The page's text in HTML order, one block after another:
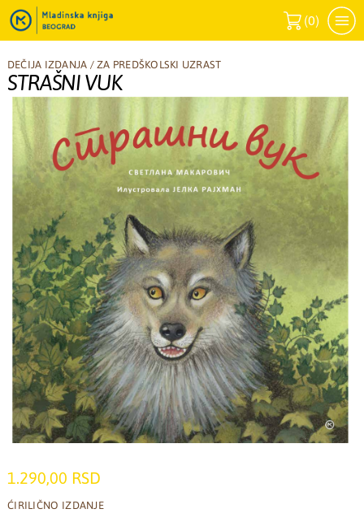
(0)
DEČIJA IZDANJA /ZA PREDŠKOLSKI UZRAST
STRAŠNI VUK
1.290,00 RSD
ĆIRILIČNO IZDANJE